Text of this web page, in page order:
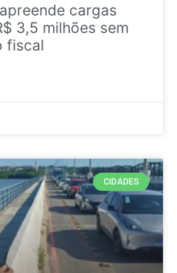
cargas
3,5 milhões sem
fiscal
CIDADES